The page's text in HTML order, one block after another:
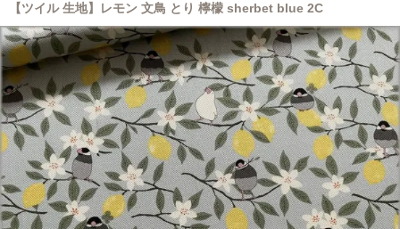
【ツイル 生地】レモン 文鳥 とり 檸檬 sherbet blue 2C